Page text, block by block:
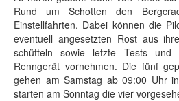
Rund um Schotten den
Einstellfahrten. Dabei können die
eventuell angesetzten Rost aus
schütteln sowie letzte Tests und
Renngerät vornehmen. Die fünf
gehen am Samstag ab 09:00 Uhr
starten am Sonntag die vier